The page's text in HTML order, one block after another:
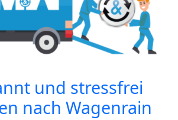
und stressfrei
nach Wagenrain